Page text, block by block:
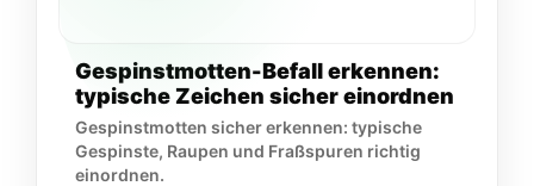
Gespinstmotten-Befall erkennen:
typische Zeichen sicher einordnen
Gespinstmotten sicher erkennen: typische
Gespinste, Raupen und Fraßspuren richtig
einordnen.